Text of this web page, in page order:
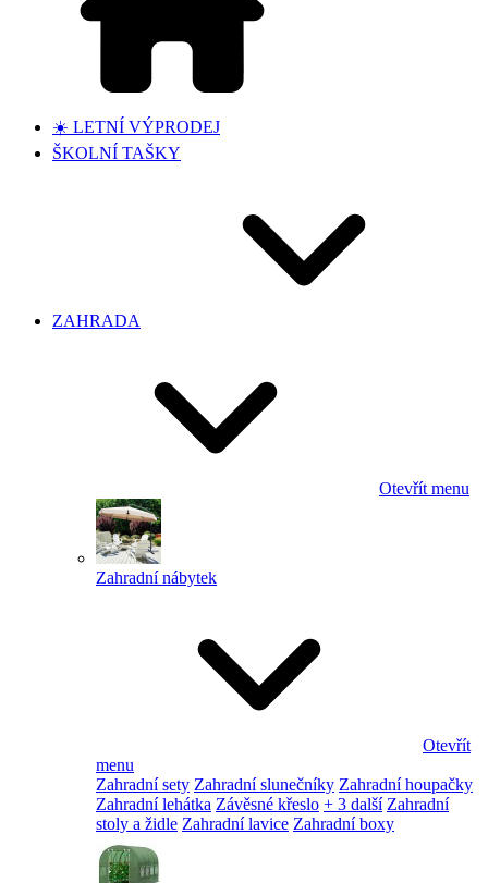
☀️ LETNÍ VÝPRODEJ
ŠKOLNÍ TAŠKY
ZAHRADA
Otevřít menu
Zahradní nábytek
Otevřít
menu
Zahradní sety Zahradní slunečníky Zahradní houpačky
Zahradní lehátka Závěsné křeslo + 3 další Zahradní
stoly a židle Zahradní lavice Zahradní boxy